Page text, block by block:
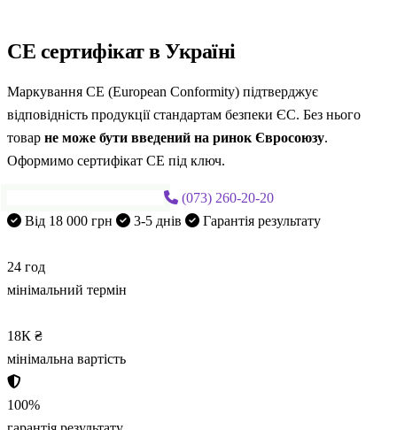
CE сертифікатв Україні
Маркування CE (European Conformity) підтверджує
відповідність продукції стандартам безпеки ЄС. Без нього
товар не може бути введений на ринок Євросоюзу.
Оформимо сертифікат CE під ключ.
(073) 260-20-20
Від 18 000 грн
3-5 днів Гарантія результату
24 год
мінімальний термін
18К ₴
мінімальна вартість
100%